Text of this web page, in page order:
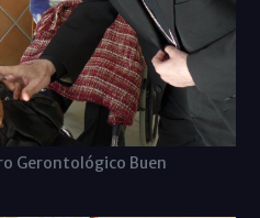
Gerontológico Buen